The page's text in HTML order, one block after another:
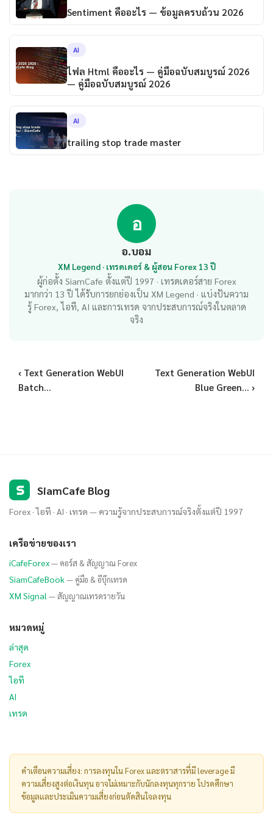
Sentiment คืออะไร — ข้อมูลครบถ้วน 2026
AI
ไฟล Html คืออะไร — คู่มือฉบับสมบูรณ์ 2026
— คู่มือฉบับสมบูรณ์ 2026
AI
trailing stop trade master
อ
อ.บอม
XM Legend · เทรดเดอร์ & ผู้สอน Forex 13 ปี
ผู้ก่อตั้ง SiamCafe ตั้งแต่ปี 1997 · เทรดเดอร์สาย Forex
มากกว่า 13 ปี ได้รับการยกย่องเป็น XM Legend · แบ่งปันความ
รู้ Forex, ไอที, AI และการเทรด จากประสบการณ์จริงในตลาด
จริง
‹ Text Generation WebUI
Batch...
Text Generation WebUI
Blue Green... ›
S SiamCafe Blog
Forex · ไอที · AI · เทรด — ความรู้จากประสบการณ์จริงตั้งแต่ปี 1997
เครือข่ายของเรา
iCafeForex— คอร์ส & สัญญาณ Forex
SiamCafeBook— คู่มือ & อีบุ๊กเทรด
XM Signal — สัญญาณเทรดรายวัน
หมวดหมู่
ล่าสุด
Forex
ไอที
AI
เทรด
คำเตือนความเสี่ยง: การลงทุนใน Forex และตราสารที่มี leverage มี
ความเสี่ยงสูงต่อเงินทุน อาจไม่เหมาะกับนักลงทุนทุกราย โปรดศึกษา
ข้อมูลและประเมินความเสี่ยงก่อนตัดสินใจลงทุน